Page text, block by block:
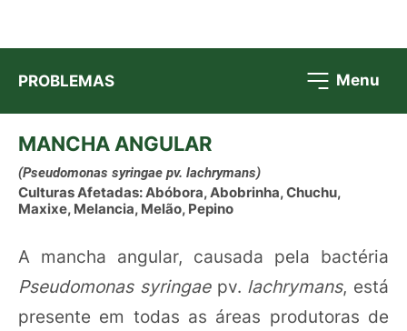
PROBLEMAS Menu
MANCHA ANGULAR
(Pseudomonas syringae pv. lachrymans)
Culturas Afetadas: Abóbora, Abobrinha, Chuchu,
Maxixe, Melancia, Melão, Pepino
A mancha angular, causada pela bactéria
Pseudomonas syringae pv. lachrymans, está
presente em todas as áreas produtoras de